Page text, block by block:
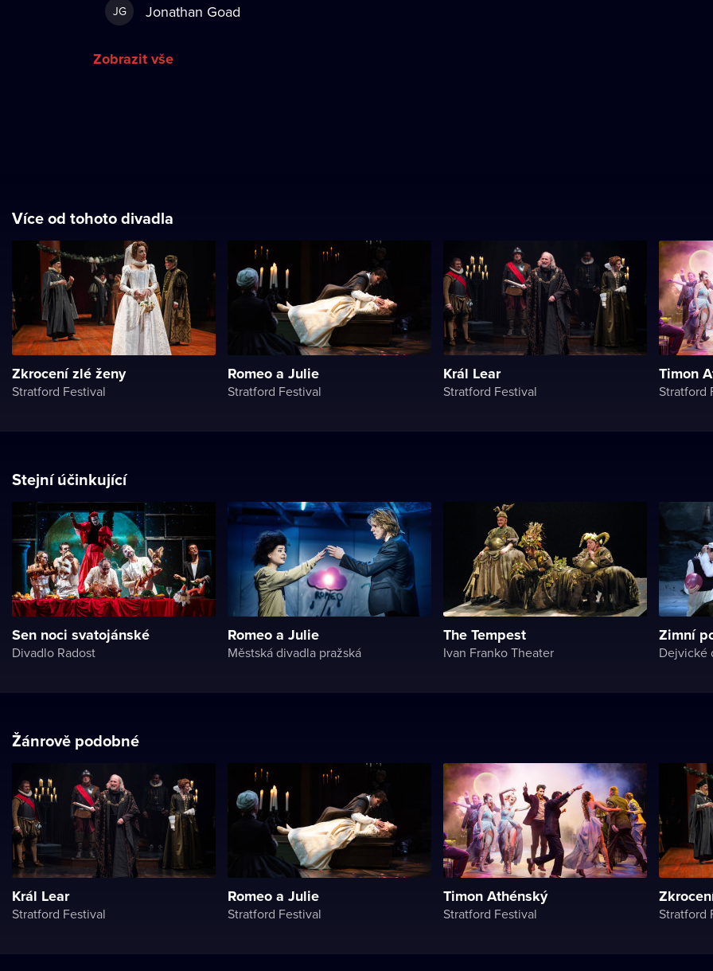
JG Jonathan Goad
Zobrazit vše
Více od tohoto divadla
Zkrocení zlé ženy
Stratford Festival
Romeo a Julie
Stratford Festival
Král Lear
Stratford Festival
Timon
Stratford
Stejní účinkující
Sen noci svatojánské
Divadlo Radost
Romeo a Julie
Městská divadla pražská
The Tempest
Ivan Franko Theater
Zimní
Dejvické
Žánrově podobné
Král Lear
Stratford Festival
Romeo a Julie
Stratford Festival
Timon Athénský
Stratford Festival Stratford